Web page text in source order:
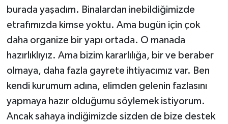
burada yaşadım. Binalardan inebildiğimizde
etrafımızda kimse yoktu. Ama bugün için çok
daha organize bir yapı ortada. O manada
hazırlıklıyız. Ama bizim kararlılığa, bir ve beraber
olmaya, daha fazla gayrete ihtiyacımız var. Ben
kendi kurumum adına, elimden gelenin fazlasını
yapmaya hazır olduğumu söylemek istiyorum.
Ancak sahaya indiğimizde sizden de bize destek